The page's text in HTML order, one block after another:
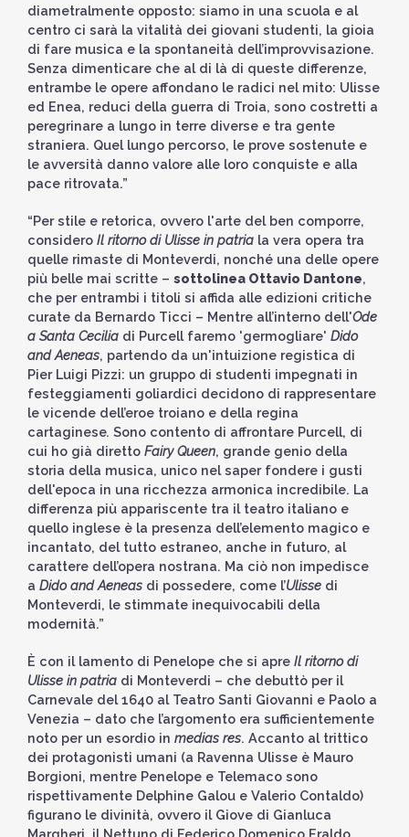
diametralmente opposto: siamo in una scuola e al
centro ci sarà la vitalità dei giovani studenti, la gioia
di fare musica e la spontaneità dell’improvvisazione.
Senza dimenticare che al di là di queste differenze,
entrambe le opere affondano le radici nel mito: Ulisse
ed Enea, reduci della guerra di Troia, sono costretti a
peregrinare a lungo in terre diverse e tra gente
straniera. Quel lungo percorso, le prove sostenute e
le avversità danno valore alle loro conquiste e alla
pace ritrovata.”
“Per stile e retorica, ovvero l'arte del ben comporre,
considero Il ritorno di Ulisse in patria la vera opera tra
quelle rimaste di Monteverdi, nonché una delle opere
più belle mai scritte – sottolinea Ottavio Dantone,
che per entrambi i titoli si affida alle edizioni critiche
curate da Bernardo Ticci – Mentre all’interno dell'Ode
a Santa Cecilia di Purcell faremo 'germogliare' Dido
and Aeneas, partendo da un'intuizione registica di
Pier Luigi Pizzi: un gruppo di studenti impegnati in
festeggiamenti goliardici decidono di rappresentare
le vicende dell’eroe troiano e della regina
cartaginese. Sono contento di affrontare Purcell, di
cui ho già diretto Fairy Queen, grande genio della
storia della musica, unico nel saper fondere i gusti
dell'epoca in una ricchezza armonica incredibile. La
differenza più appariscente tra il teatro italiano e
quello inglese è la presenza dell’elemento magico e
incantato, del tutto estraneo, anche in futuro, al
carattere dell’opera nostrana. Ma ciò non impedisce
a Dido and Aeneas di possedere, come l’Ulisse di
Monteverdi, le stimmate inequivocabili della
modernità.”
È con il lamento di Penelope che si apre Il ritorno di
Ulisse in patria di Monteverdi – che debuttò per il
Carnevale del 1640 al Teatro Santi Giovanni e Paolo a
Venezia – dato che l’argomento era sufficientemente
noto per un esordio in medias res. Accanto al trittico
dei protagonisti umani (a Ravenna Ulisse è Mauro
Borgioni, mentre Penelope e Telemaco sono
rispettivamente Delphine Galou e Valerio Contaldo)
figurano le divinità, ovvero il Giove di Gianluca
Margheri, il Nettuno di Federico Domenico Eraldo